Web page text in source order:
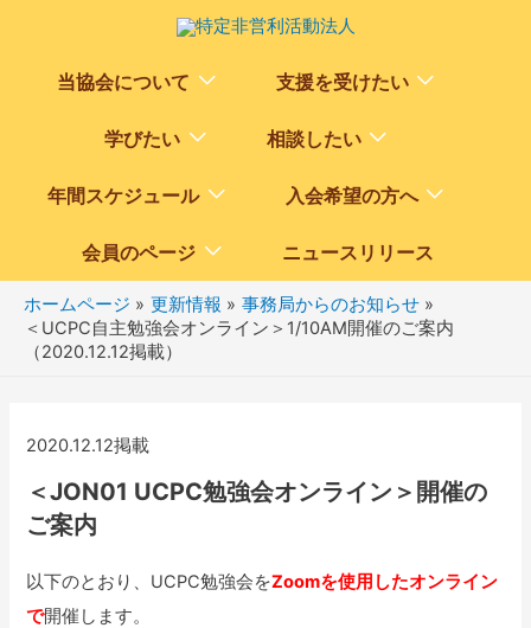
当協会について
Toggle
支援を受けたい
学びたい
Toggle
相談したい
Toggle
年間スケジュール 入会希望の方へ
会員のページ Menu
Toggle
ニュースリリース
ホームページ 更新情報
事務局からのお知らせ
＜UCPC自主勉強会オンライン＞1/10AM開催のご案内
（2020.12.12掲載）
2020.12.12掲載
＜JON01 UCPC勉強会オンライン＞開催の
ご案内
以下のとおり、UCPC勉強会をZoomを使用したオンライン
で開催します。